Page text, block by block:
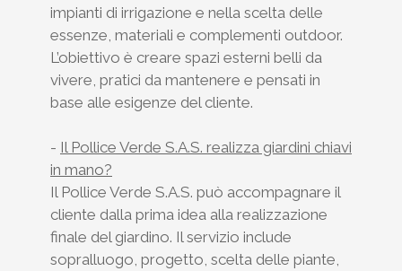
FAQ
impianti di irrigazione e nella scelta delle
essenze, materiali e complementi outdoor.
L’obiettivo è creare spazi esterni belli da
vivere, pratici da mantenere e pensati in
base alle esigenze del cliente.
- Il Pollice Verde S.A.S. realizza giardini chiavi
in mano?
Il Pollice Verde S.A.S. può accompagnare il
cliente dalla prima idea alla realizzazione
finale del giardino. Il servizio include
sopralluogo, progetto, scelta delle piante,